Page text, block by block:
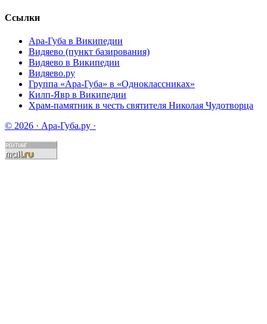
Ссылки
Ара-Губа в Википедии
Видяево (пункт базирования)
Видяево в Википедии
Видяево.ру
Группа «Ара-Губа» в «Одноклассниках»
Килп-Явр в Википедии
Храм-памятник в честь святителя Николая Чудотворца
© 2026 · Ара-Губа.ру ·